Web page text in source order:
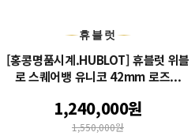
휴블럿
[홍콩명품시계.HUBLOT] 휴블럿 위블
로 스퀘어뱅 유니코 42mm 로즈...
1,240,000원
1,550,000원